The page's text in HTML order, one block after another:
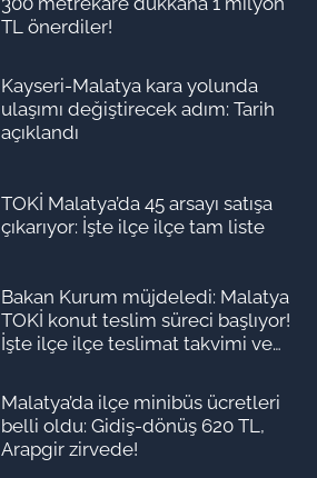
TL önerdiler!
Kayseri-Malatya kara yolunda
ulaşımı değiştirecek adım: Tarih
açıklandı
TOKİ Malatya’da 45 arsayı satışa
çıkarıyor: İşte ilçe ilçe tam liste
Bakan Kurum müjdeledi: Malatya
TOKİ konut teslim süreci başlıyor!
İşte ilçe ilçe teslimat takvimi ve
Malatya’da ilçe minibüs ücretleri
belli oldu: Gidiş-dönüş 620 TL,
Arapgir zirvede!